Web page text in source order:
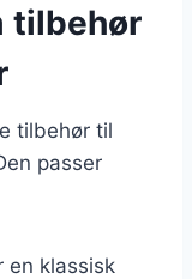
tilbehør
tilbehør til
passer
en klassisk